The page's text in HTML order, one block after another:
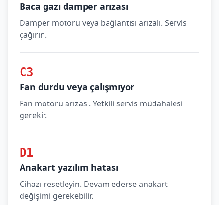
Baca gazı damper arızası
Damper motoru veya bağlantısı arızalı. Servis
çağırın.
C3
Fan durdu veya çalışmıyor
Fan motoru arızası. Yetkili servis müdahalesi
gerekir.
D1
Anakart yazılım hatası
Cihazı resetleyin. Devam ederse anakart
değişimi gerekebilir.